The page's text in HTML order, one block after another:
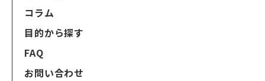
コラム
目的から探す
FAQ
お問い合わせ